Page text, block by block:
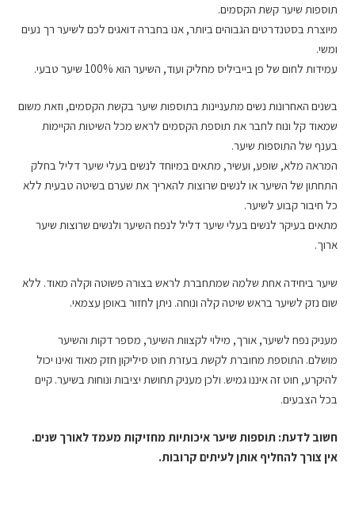
תוספות שיער קשת הקסמים.
מיוצרת בסטנדרטים הגבוהים ביותר, אנו בחברה דואגים לכם לשיער רך נעים
ומשי.
עמידות לחום של פן בייביליס מחליק ועוד, השיער הוא 100% שיער טבעי.
בשנים האחרונות נשים מתעניינות בתוספות שיער בקשת הקסמים, וזאת משום
שמאוד קל ונוח לחבר את תוספת הקסמים לראש מכל השיטות הקיימות
בענף של התוספות שיער.
המראה מלא, שופע, ועשיר, מתאים במיוחד לנשים בעלי שיער דליל בחלק
התחתון של השיער או לנשים שרוצות להאריך את שערם בשיטה טבעית ללא
כל חיבור קבוע לשיער.
מתאים בעיקר לנשים בעלי שיער דליל לנפח השיער ולנשים שרוצות שיער
ארוך.
שיער ביחידה אחת שלמה שמתחברת לראש בצורה פשוטה וקלה מאוד. ללא
שום נזק לשיער בראש שיטה קלה ונוחה. ניתן לחזור באופן עצמאי.
מעניק נפח לשיער, אורך, מילוי לקצוות השיער, מספר דקות והשיער
מושלם. התוספת מחוברת לקשת בעזרת חוט סיליקון חזק מאוד ואינו יכול
להיקרע, חוט זה איננו גמיש. ולכן מעניק תחושת יציבות ונוחות בשיער. קיים
בכל הצבעים.
חשוב לדעת: תוספות שיער איכותיות מחזיקות מעמד לאורך שנים.
אין צורך להחליף אותן לעיתים קרובות.